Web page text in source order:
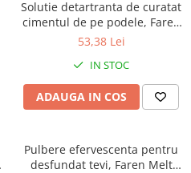
Solutie detartranta de curatat
cimentul de pe podele, Faren
Decavil T, 1l
53,38 Lei
IN STOC
ADAUGA IN COS
Pulbere efervescenta pentru
desfundat tevi, Faren Melt